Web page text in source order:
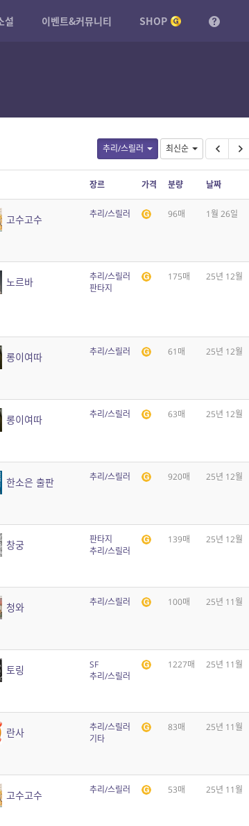
설 이벤트&커뮤니티 SHOP
추리/스릴러 최신순
장르 가격 분량 날짜
고수고수 추리/스릴러 96매 1월 26일
노르바
추리/스릴러
판타지
175매 25년 12월
롱이여따 추리/스릴러 61매 25년 12월
롱이여따 추리/스릴러 63매 25년 12월
한소은 출판 추리/스릴러 920매 25년 12월
창궁
판타지
추리/스릴러
139매 25년 12월
청와 추리/스릴러 100매 25년 11월
토링
SF
추리/스릴러
1227매 25년 11월
란사
추리/스릴러
기타
83매 25년 11월
고수고수 추리/스릴러 53매 25년 11월